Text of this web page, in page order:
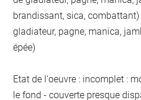
brandissant, sica,
gladiateur, pagne, manica,
épée)
Etat de l'oeuvre : incomplet :
le fond - couverte presque